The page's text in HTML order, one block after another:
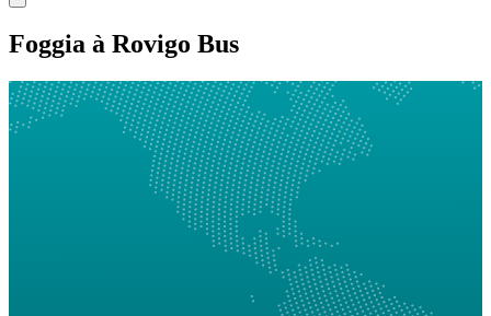
Foggia à Rovigo Bus